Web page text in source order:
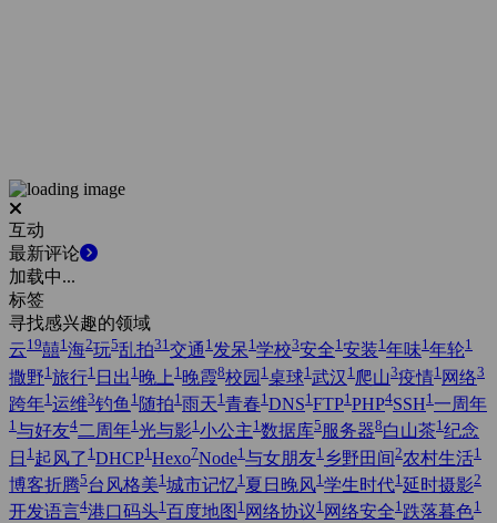
互动
最新评论
加载中...
标签
寻找感兴趣的领域
云19囍1海2玩5乱拍31交通 1发呆1学校3安全1安装1年味1年轮1
撒野1 旅行1 日出 1 晚上 1 晚霞8校园 1 桌球1 武汉 1 爬山3疫情1 网络3
跨年1 运维3钓鱼 1 随拍1 雨天1 青春1 DNS1 FTP1 PHP4SSH1 一周年
1 与好友4二周年1 光与影1 小公主1 数据库5 服务器8白山茶1 纪念
日 1 起风了 1 DHCP1 Hexo7Node1 与女朋友1 乡野田间 2农村生活1
博客折腾5台风格美1 城市记忆1 夏日晚风1 学生时代1 延时摄影2
开发语言4港口码头1 百度地图 1 网络协议1 网络安全1 跌落暮色1